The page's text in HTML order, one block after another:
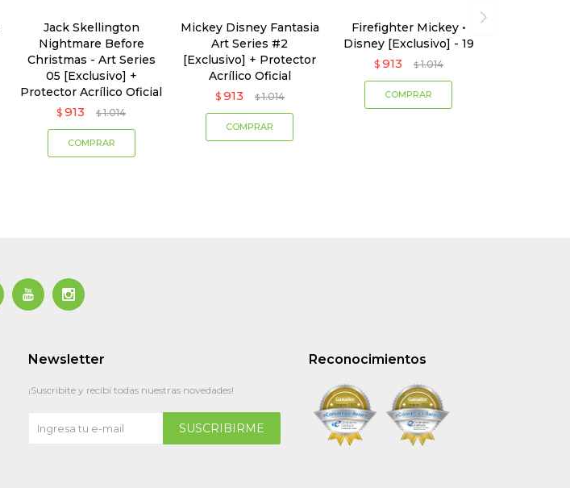
Jack Skellington
Nightmare Before
Christmas - Art Series
05 [Exclusivo] +
Protector Acrílico Oficial
$ 913 $ 1.014
Mickey Disney Fantasia
Art Series #2
[Exclusivo] + Protector
Acrílico Oficial
$ 913 $ 1.014
Firefighter Mickey •
Disney [Exclusivo] - 19
$ 913 $ 1.014
 
Reconocimientos
Newsletter
¡Suscribite y recibí todas nuestras novedades!
SUSCRIBIRME